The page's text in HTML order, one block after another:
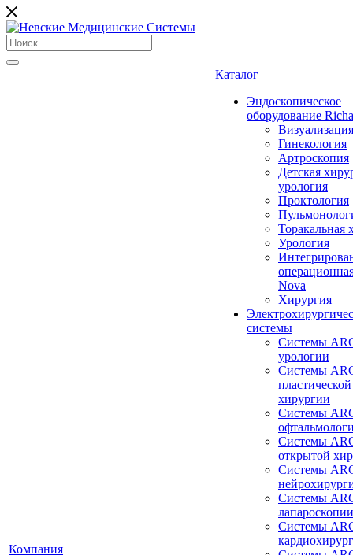
Компания
Каталог
Эндоскопическое
оборудование
Визуализация
Гинекология
Артроскопия
Детская
урология
Проктология
Торакальная
Урология
Nova
Хирургия
системы
Системы
урологии
Системы
пластической
хирургии
Системы
Системы
открытой
Системы
Системы
лапароскопии
Системы